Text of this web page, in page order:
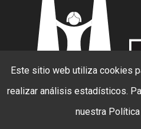
© 2026 Beldur Barik. todos
Este sitio web utiliza cookies
realizar análisis estadísticos.
nuestra